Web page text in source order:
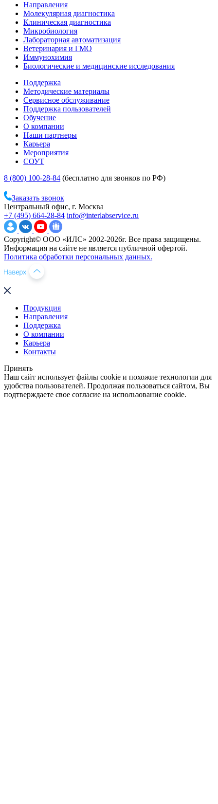
Направления
Молекулярная диагностика
Клиническая диагностика
Микробиология
Лабораторная автоматизация
Ветеринария и ГМО
Иммунохимия
Биологические и медицинские исследования
Поддержка
Методические материалы
Сервисное обслуживание
Поддержка пользователей
Обучение
О компании
Наши партнеры
Карьера
Мероприятия
СОУТ
8 (800) 100-28-84 (бесплатно для звонков по РФ)
Заказать звонок
Центральный офис, г. Москва
+7 (495) 664-28-84 info@interlabservice.ru
Copyright© ООО «ИЛС» 2002-2026г. Все права защищены.
Информация на сайте не является публичной офертой.
Политика обработки персональных данных.
Продукция
Направления
Поддержка
О компании
Карьера
Контакты
Принять
Наш сайт использует файлы cookie и похожие технологии для
удобства пользователей. Продолжая пользоваться сайтом, Вы
подтверждаете свое согласие на использование cookie.